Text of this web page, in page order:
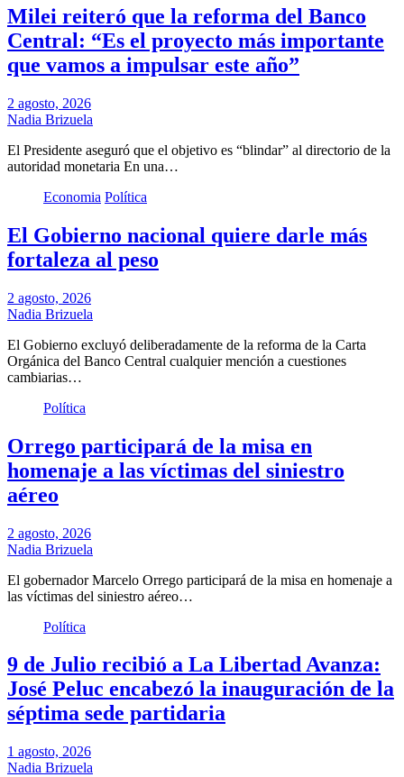
Milei reiteró que la reforma del Banco
Central: “Es el proyecto más importante
que vamos a impulsar este año”
2 agosto, 2026
Nadia Brizuela
El Presidente aseguró que el objetivo es “blindar” al directorio de la
autoridad monetaria En una…
Economia Política
El Gobierno nacional quiere darle más
fortaleza al peso
2 agosto, 2026
Nadia Brizuela
El Gobierno excluyó deliberadamente de la reforma de la Carta
Orgánica del Banco Central cualquier mención a cuestiones
cambiarias…
Política
Orrego participará de la misa en
homenaje a las víctimas del siniestro
aéreo
2 agosto, 2026
Nadia Brizuela
El gobernador Marcelo Orrego participará de la misa en homenaje a
las víctimas del siniestro aéreo…
Política
9 de Julio recibió a La Libertad Avanza:
José Peluc encabezó la inauguración de la
séptima sede partidaria
1 agosto, 2026
Nadia Brizuela